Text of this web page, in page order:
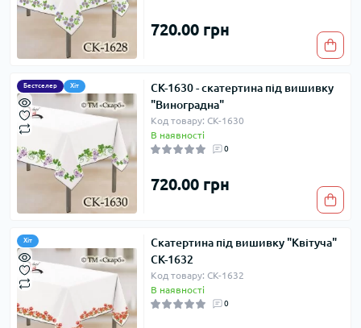
720.00 грн
Бестселер Хіт
СК-1630 - скатертина під вишивку
"Виноградна"
Код товару: СК-1630
В наявності
0
720.00 грн
Хіт
Скатертина під вишивку "Квітуча"
СК-1632
Код товару: СК-1632
В наявності
0